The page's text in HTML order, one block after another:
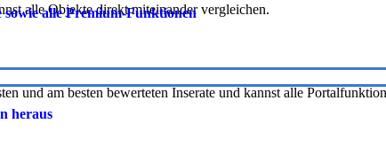
alle Objekte direkt miteinander vergleichen.
alle Premium-Funktionen
und am besten bewerteten Inserate und kannst alle
heraus